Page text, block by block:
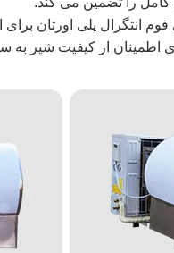
فوم انتگرال پلی اورتان